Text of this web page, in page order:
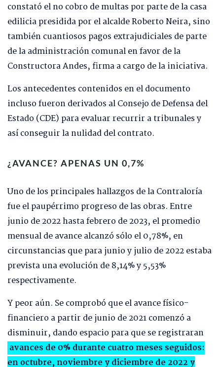
constató el no cobro de multas por parte de la casa
edilicia presidida por el alcalde Roberto Neira, sino
también cuantiosos pagos extrajudiciales de parte
de la administración comunal en favor de la
Constructora Andes, firma a cargo de la iniciativa.
Los antecedentes contenidos en el documento
incluso fueron derivados al Consejo de Defensa del
Estado (CDE) para evaluar recurrir a tribunales y
así conseguir la nulidad del contrato.
¿AVANCE? APENAS UN 0,7%
Uno de los principales hallazgos de la Contraloría
fue el paupérrimo progreso de las obras. Entre
junio de 2022 hasta febrero de 2023, el promedio
mensual de avance alcanzó sólo el 0,78%, en
circunstancias que para junio y julio de 2022 estaba
prevista una evolución de 8,14% y 5,53%
respectivamente.
Y peor aún. Se comprobó que el avance físico-
financiero a partir de junio de 2021 comenzó a
disminuir, dando espacio para que se registraran
avances de 0% durante cuatro meses seguidos:
en octubre, noviembre y diciembre de 2022 y